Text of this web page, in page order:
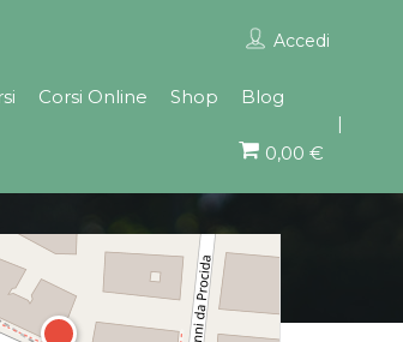
Accedi
Corsi Online Shop Blog
0,00 €